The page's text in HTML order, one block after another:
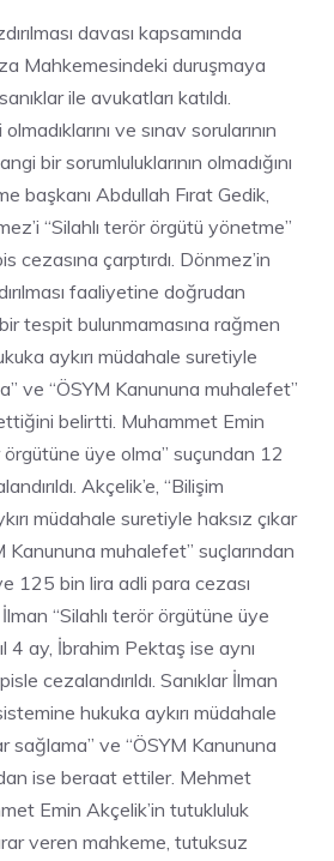
davası kapsamında
Mahkemesindeki duruşmaya
ile avukatları katıldı.
ve sınav sorularının
bir sorumluluklarının olmadığını
başkanı Abdullah Fırat Gedik,
“Silahlı terör örgütü yönetme”
cezasına çarptırdı. Dönmez’in
faaliyetine doğrudan
tespit bulunmamasına rağmen
aykırı müdahale suretiyle
ve “ÖSYM Kanununa muhalefet”
belirtti. Muhammet Emin
örgütüne üye olma” suçundan 12
Akçelik’e, “Bilişim
müdahale suretiyle haksız çıkar
Kanununa muhalefet” suçlarından
125 bin lira adli para cezası
“Silahlı terör örgütüne üye
4 ay, İbrahim Pektaş ise aynı
cezalandırıldı. Sanıklar İlman
hukuka aykırı müdahale
sağlama” ve “ÖSYM Kanununa
ise beraat ettiler. Mehmet
Emin Akçelik’in tutukluluk
veren mahkeme, tutuksuz